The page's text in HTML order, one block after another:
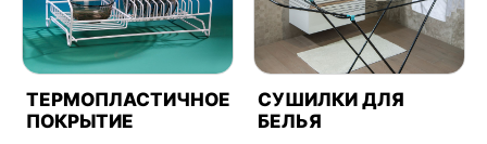
ТЕРМОПЛАСТИЧНОЕ
ПОКРЫТИЕ
СУШИЛКИ ДЛЯ
БЕЛЬЯ